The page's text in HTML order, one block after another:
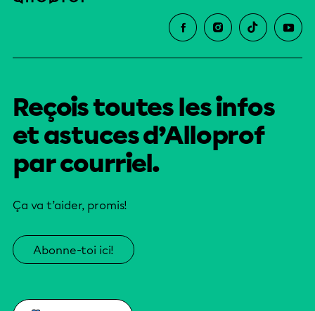
Reçois toutes les infos
et astuces d’Alloprof
par courriel.
Ça va t’aider, promis!
Abonne-toi ici!